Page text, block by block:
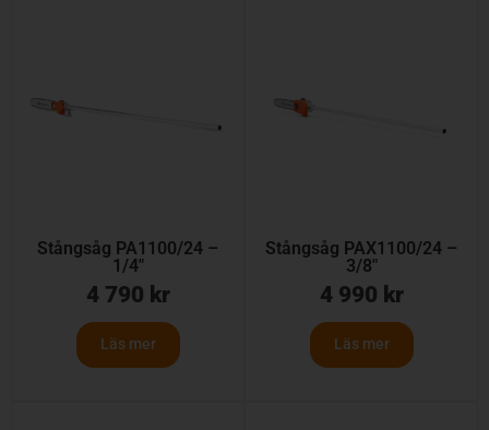
Stångsåg PA1100/24 –
1/4″
4 790 kr
Läs mer
Stångsåg PAX1100/24 –
3/8″
4 990 kr
Läs mer